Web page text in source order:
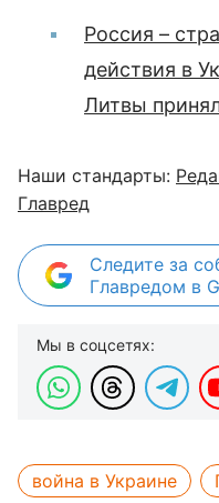
Россия –
действия в
Литвы
Наши стандарты:
Главред
Следите за
Главредом в
Мы в соцсетях:
война в Украине